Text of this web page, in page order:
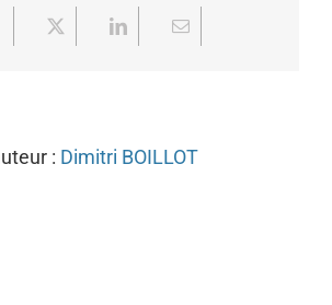
Facebook LinkedInEmail
: Dimitri BOILLOT